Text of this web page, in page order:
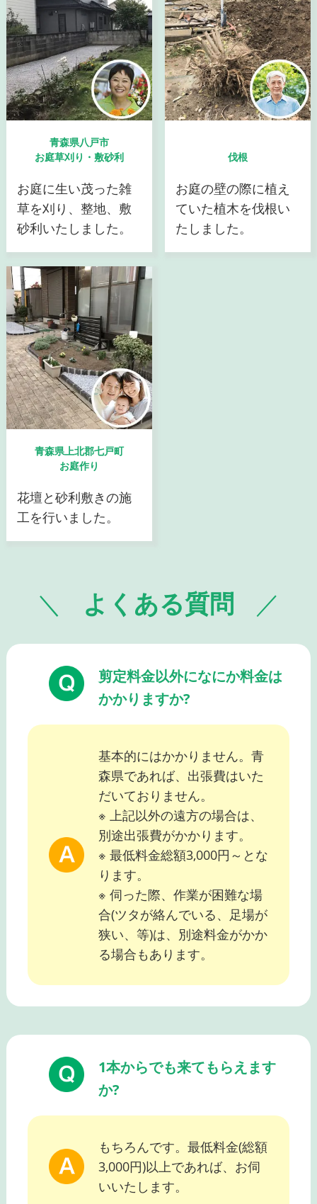
青森県八戸市
お庭草刈り・敷砂利
お庭に生い茂った雑
草を刈り、整地、敷
砂利いたしました。
伐根
お庭の壁の際に植え
ていた植木を伐根い
たしました。
青森県上北郡七戸町
お庭作り
花壇と砂利敷きの施
工を行いました。
よくある質問
剪定料金以外になにか料金は
かかりますか?
基本的にはかかりません。青
森県であれば、出張費はいた
だいておりません。
※ 上記以外の遠方の場合は、
別途出張費がかかります。
※ 最低料金総額3,000円～とな
ります。
※ 伺った際、作業が困難な場
合(ツタが絡んでいる、足場が
狭い、等)は、別途料金がかか
る場合もあります。
1本からでも来てもらえます
か?
もちろんです。最低料金(総額
3,000円)以上であれば、お伺
いいたします。